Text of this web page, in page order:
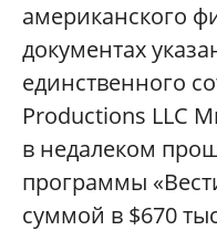
американского
документах
единственного
Productions LLC
в недалеком
программы
суммой в $670